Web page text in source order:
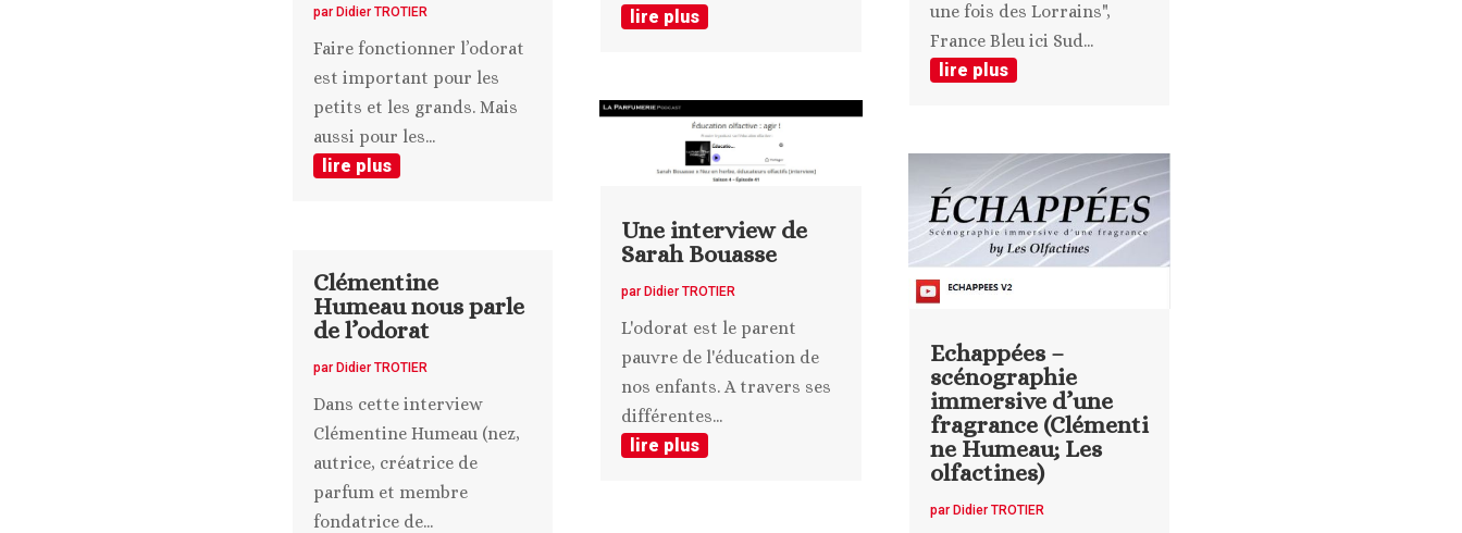
par Didier TROTIER
Faire fonctionner l’odorat
est important pour les
petits et les grands. Mais
aussi pour les...
lire plus
Clémentine
Humeau nous parle
de l’odorat
par Didier TROTIER
Dans cette interview
Clémentine Humeau (nez,
autrice, créatrice de
parfum et membre
fondatrice de...
lire plus
Une interview de
Sarah Bouasse
par Didier TROTIER
L'odorat est le parent
pauvre de l'éducation de
nos enfants. A travers ses
différentes...
lire plus
une fois des Lorrains",
France Bleu ici Sud...
lire plus
Echappées –
scénographie
immersive d’une
fragrance (Clémenti
ne Humeau; Les
olfactines)
par Didier TROTIER